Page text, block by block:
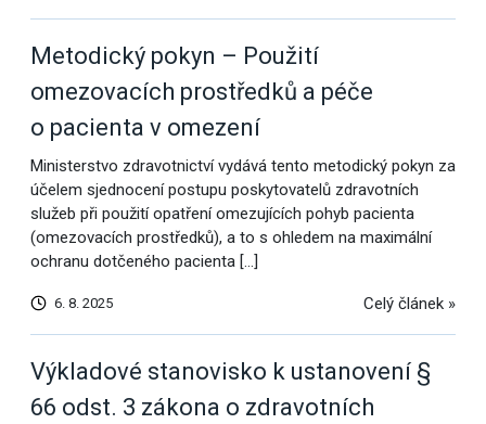
Metodický pokyn – Použití
omezovacích prostředků a péče
o pacienta v omezení
Ministerstvo zdravotnictví vydává tento metodický pokyn za
účelem sjednocení postupu poskytovatelů zdravotních
služeb při použití opatření omezujících pohyb pacienta
(omezovacích prostředků), a to s ohledem na maximální
ochranu dotčeného pacienta […]
6. 8. 2025 Celý článek »
Výkladové stanovisko k ustanovení §
66 odst. 3 zákona o zdravotních